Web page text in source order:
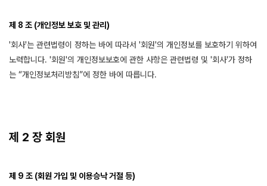
제 8 조 (개인정보 보호 및 관리)
'회사'는 관련법령이 정하는 바에 따라서 '회원'의 개인정보를 보호하기 위하여
노력합니다. '회원'의 개인정보보호에 관한 사항은 관련법령 및 '회사'가 정하
는 “개인정보처리방침”에 정한 바에 따릅니다.
제 2 장 회원
제 9 조 (회원 가입 및 이용승낙 거절 등)